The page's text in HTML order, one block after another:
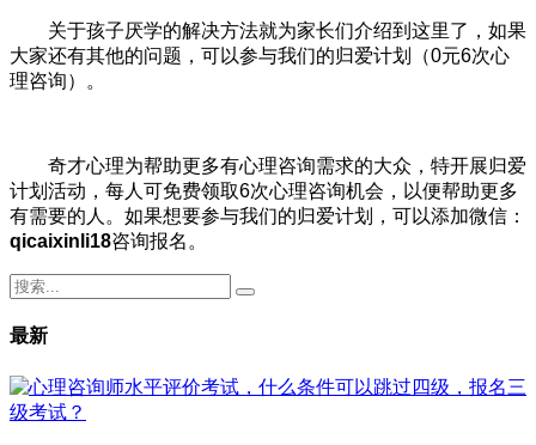
关于孩子厌学的解决方法就为家长们介绍到这里了，如果
大家还有其他的问题，可以参与我们的归爱计划（0元6次心
理咨询）。
奇才心理为帮助更多有心理咨询需求的大众，特开展归爱
计划活动，每人可免费领取6次心理咨询机会，以便帮助更多
有需要的人。如果想要参与我们的归爱计划，可以添加微信：
qicaixinli18咨询报名。
最新